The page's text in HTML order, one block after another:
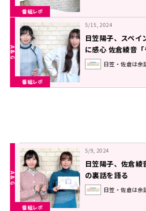
番組レポ
番組レポ
5/15, 2024
日笠陽子、スペイ
に感心 佐倉綾音
ペインにならなき
皆んな」
日笠・佐倉は余
番組レポ
5/9, 2024
日笠陽子、佐倉綾
の裏話を語る
日笠・佐倉は余